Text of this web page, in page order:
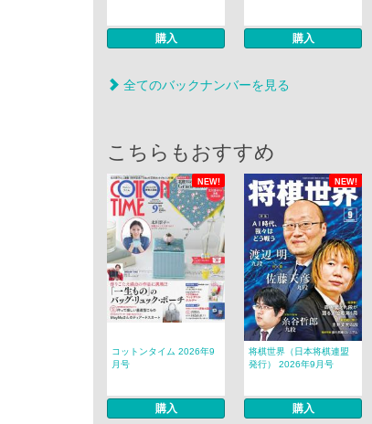
購入 購入
全てのバックナンバーを見る
こちらもおすすめ
NEW! NEW!
コットンタイム 2026年9
月号
購入
将棋世界（日本将棋連盟
発行） 2026年9月号
購入